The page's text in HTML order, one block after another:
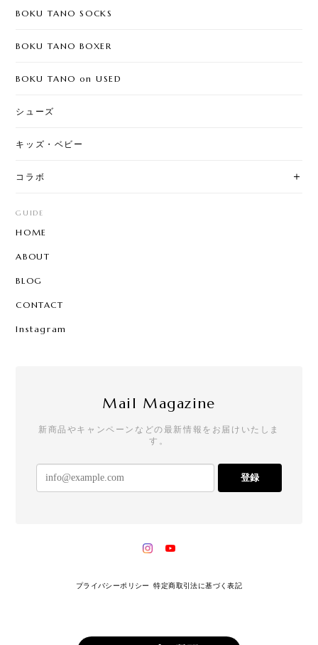
BOKU TANO SOCKS
BOKU TANO BOXER
BOKU TANO on USED
シューズ
キッズ・ベビー
コラボ
GUIDE
HOME
ABOUT
BLOG
CONTACT
Instagram
Mail Magazine
新商品やキャンペーンなどの最新情報をお届けいたしま
す。
登録
プライバシーポリシー 特定商取引法に基づく表記